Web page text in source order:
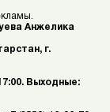
Анжелика
г.
Выходные: